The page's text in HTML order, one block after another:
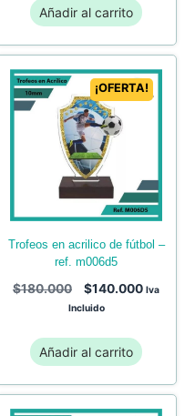
Añadir al carrito
¡OFERTA!
trofeos en acrilico de fútbol –
ref. m006d5
$180.000 $140.000 Iva
Incluido
Añadir al carrito